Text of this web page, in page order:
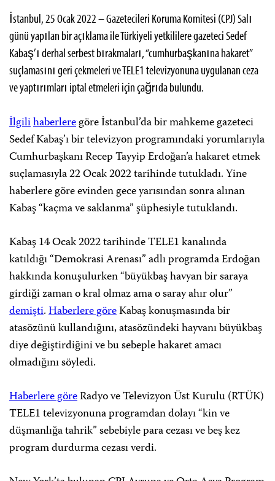
İstanbul, 25 Ocak 2022 – Gazetecileri Koruma Komitesi (CPJ) Salı
günü yapılan bir açıklama ile Türkiyeli yetkililere gazeteci Sedef
Kabaş’ı derhal serbest bırakmaları, “cumhurbaşkanına hakaret”
suçlamasını geri çekmeleri ve TELE1 televizyonuna uygulanan ceza
ve yaptırımları iptal etmeleri için çağrıda bulundu.
İlgilihaberleregöre İstanbul’da bir mahkeme gazeteci
Sedef Kabaş’ı bir televizyon programındaki yorumlarıyla
Cumhurbaşkanı Recep Tayyip Erdoğan’a hakaret etmek
suçlamasıyla 22 Ocak 2022 tarihinde tutukladı. Yine
haberlere göre evinden gece yarısından sonra alınan
Kabaş “kaçma ve saklanma” şüphesiyle tutuklandı.
Kabaş 14 Ocak 2022 tarihinde TELE1 kanalında
katıldığı “Demokrasi Arenası” adlı programda Erdoğan
hakkında konuşulurken “büyükbaş havyan bir saraya
girdiği zaman o kral olmaz ama o saray ahır olur”
demişti.Haberlere göreKabaş konuşmasında bir
atasözünü kullandığını, atasözündeki hayvanı büyükbaş
diye değiştirdiğini ve bu sebeple hakaret amacı
olmadığını söyledi.
Haberlere göreRadyo ve Televizyon Üst Kurulu (RTÜK)
TELE1 televizyonuna programdan dolayı “kin ve
düşmanlığa tahrik” sebebiyle para cezası ve beş kez
program durdurma cezası verdi.